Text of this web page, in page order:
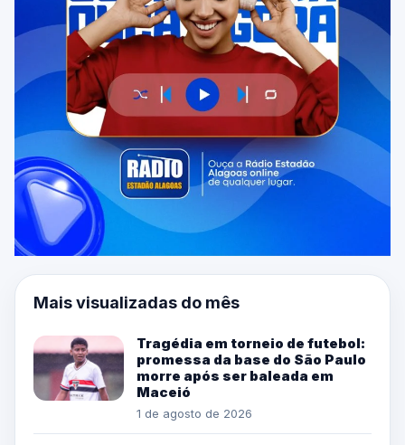
Mais visualizadas do mês
Tragédia em torneio de futebol:
promessa da base do São Paulo
morre após ser baleada em
Maceió
1 de agosto de 2026